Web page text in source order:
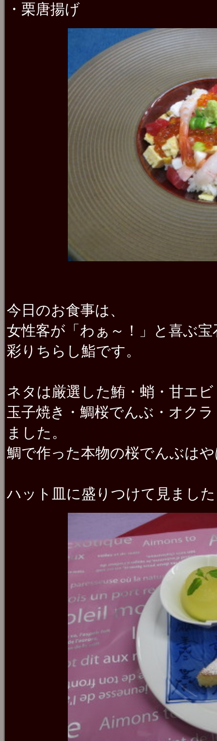
・栗唐揚げ
今日のお食事は、
女性客が「わぁ～！」と喜ぶ
彩りちらし鮨です。
ネタは厳選した鮪・蛸・甘エ
玉子焼き・鯛桜でんぶ・オク
ました。
鯛で作った本物の桜でんぶは
ハット皿に盛りつけて見まし